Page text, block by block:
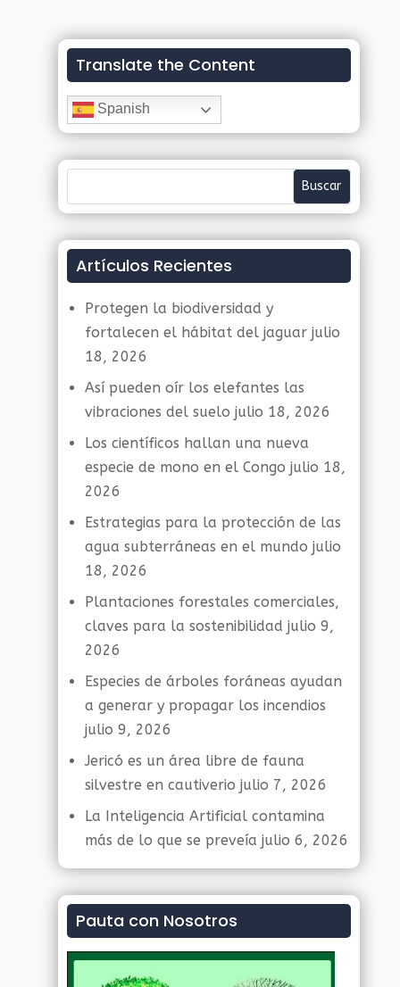
Translate the Content
Spanish
Artículos Recientes
Protegen la biodiversidad y
fortalecen el hábitat del jaguar julio
18, 2026
Así pueden oír los elefantes las
vibraciones del suelo julio 18, 2026
Los científicos hallan una nueva
especie de mono en el Congo julio 18,
2026
Estrategias para la protección de las
agua subterráneas en el mundo julio
18, 2026
Plantaciones forestales comerciales,
claves para la sostenibilidad julio 9,
2026
Especies de árboles foráneas ayudan
a generar y propagar los incendios
julio 9, 2026
Jericó es un área libre de fauna
silvestre en cautiverio julio 7, 2026
La Inteligencia Artificial contamina
más de lo que se preveía julio 6, 2026
Pauta con Nosotros